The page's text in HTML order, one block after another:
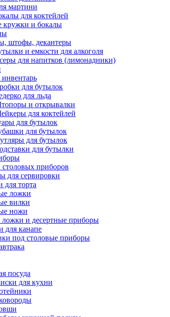
мартини
для коктейлей
и бокалы
штофы, декантеры
и емкости для алкоголя
для напитков (лимонадники)
для бутылок
для льда
и открывалки
для коктейлей
для бутылок
для бутылок
для бутылок
для бутылки
приборов
для сервировки
для торта
ложки
вилки
ножи
и десертные приборы
канапе
под столовые приборы
посуда
для кухни